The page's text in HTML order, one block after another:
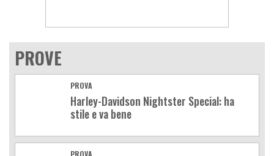
PROVE
PROVA
Harley-Davidson Nightster Special: ha
stile e va bene
PROVA